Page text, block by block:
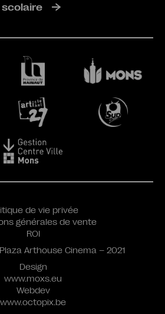
Design
www.moxs.eu
Webdev
www.octopix.be
de vie privée
générales de vente
ROI
Arthouse Cinema – 2021